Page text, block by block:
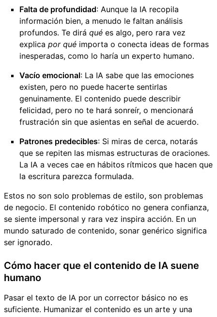
Falta de profundidad: Aunque la IA recopila
información bien, a menudo le faltan análisis
profundos. Te dirá qué es algo, pero rara vez
explica por qué importa o conecta ideas de formas
inesperadas, como lo haría un experto humano.
Vacío emocional: La IA sabe que las emociones
existen, pero no puede hacerte sentirlas
genuinamente. El contenido puede describir
felicidad, pero no te hará sonreír, o mencionará
frustración sin que asientas en señal de acuerdo.
Patrones predecibles: Si miras de cerca, notarás
que se repiten las mismas estructuras de oraciones.
La IA a veces cae en hábitos rítmicos que hacen que
la escritura parezca formulada.
Estos no son solo problemas de estilo, son problemas
de negocio. El contenido robótico no genera confianza,
se siente impersonal y rara vez inspira acción. En un
mundo saturado de contenido, sonar genérico significa
ser ignorado.
Cómo hacer que el contenido de IA suene
humano
Pasar el texto de IA por un corrector básico no es
suficiente. Humanizar el contenido es un arte y una